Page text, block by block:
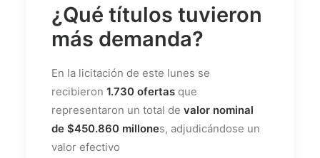
¿Qué títulos tuvieron
más demanda?
En la licitación de este lunes se
recibieron 1.730 ofertas que
representaron un total de valor nominal
de $450.860 millones, adjudicándose un
valor efectivo